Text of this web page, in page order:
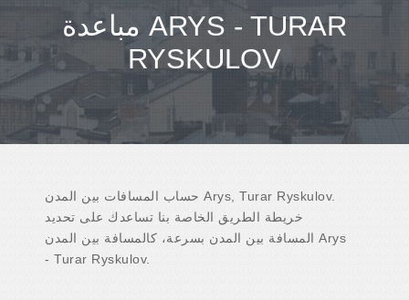
مباعدة ARYS - TURAR
RYSKULOV
حساب المسافات بين المدن Arys, Turar Ryskulov.
خريطة الطريق الخاصة بنا تساعدك على تحديد
المسافة بين المدن بسرعة، كالمسافة بين المدن Arys
- Turar Ryskulov.